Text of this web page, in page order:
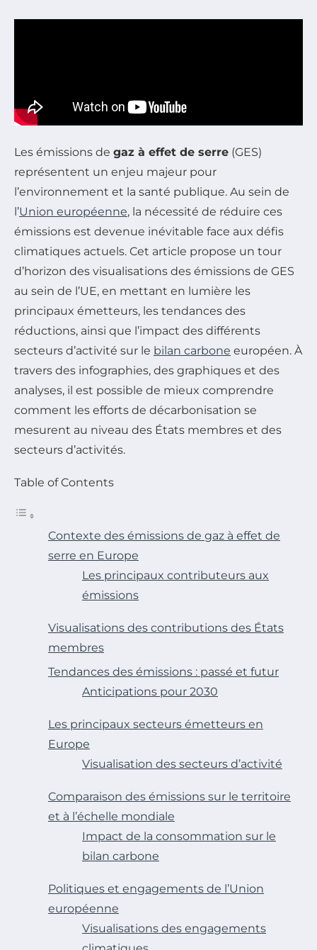
Les émissions de gaz à effet de serre (GES)
représentent un enjeu majeur pour
l’environnement et la santé publique. Au sein de
l’Union européenne, la nécessité de réduire ces
émissions est devenue inévitable face aux défis
climatiques actuels. Cet article propose un tour
d’horizon des visualisations des émissions de GES
au sein de l’UE, en mettant en lumière les
principaux émetteurs, les tendances des
réductions, ainsi que l’impact des différents
secteurs d’activité sur le bilan carbone européen. À
travers des infographies, des graphiques et des
analyses, il est possible de mieux comprendre
comment les efforts de décarbonisation se
mesurent au niveau des États membres et des
secteurs d’activités.
Table of Contents
Contexte des émissions de gaz à effet de
serre en Europe
Les principaux contributeurs aux
émissions
Visualisations des contributions des États
membres
Tendances des émissions : passé et futur
Anticipations pour 2030
Les principaux secteurs émetteurs en
Europe
Visualisation des secteurs d’activité
Comparaison des émissions sur le territoire
et à l’échelle mondiale
Impact de la consommation sur le
bilan carbone
Politiques et engagements de l’Union
européenne
Visualisations des engagements